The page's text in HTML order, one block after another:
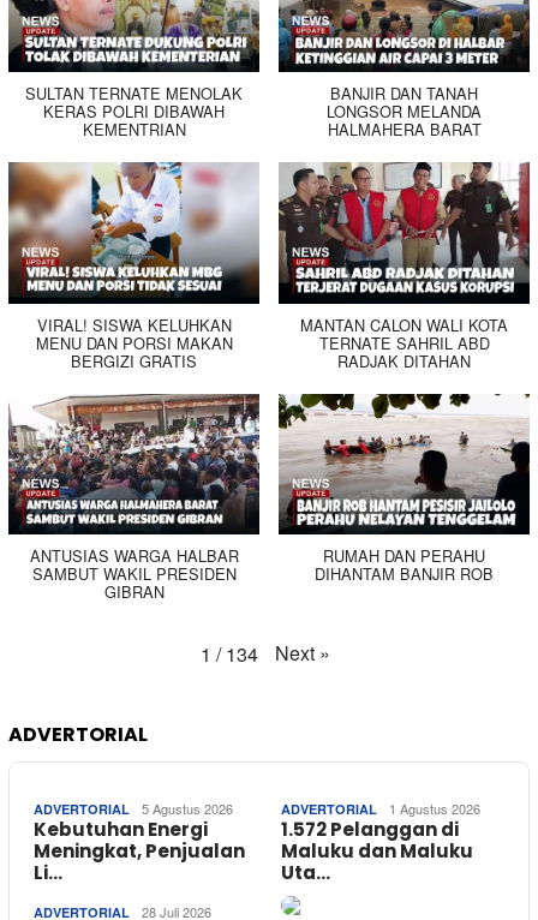
SULTAN TERNATE MENOLAK
KERAS POLRI DIBAWAH
KEMENTRIAN
BANJIR DAN TANAH
LONGSOR MELANDA
HALMAHERA BARAT
VIRAL! SISWA KELUHKAN
MENU DAN PORSI MAKAN
BERGIZI GRATIS
MANTAN CALON WALI KOTA
TERNATE SAHRIL ABD
RADJAK DITAHAN
ANTUSIAS WARGA HALBAR
SAMBUT WAKIL PRESIDEN
GIBRAN
RUMAH DAN PERAHU
DIHANTAM BANJIR ROB
1 / 134 Next »
ADVERTORIAL
ADVERTORIAL 5 Agustus 2026
Kebutuhan Energi
Meningkat, Penjualan
Li…
ADVERTORIAL 1 Agustus 2026
1.572 Pelanggan di
Maluku dan Maluku
Uta…
ADVERTORIAL 28 Juli 2026